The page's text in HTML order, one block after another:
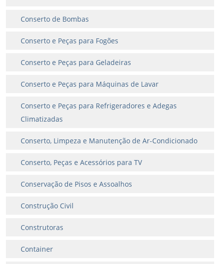
Conserto de Bombas
Conserto e Peças para Fogões
Conserto e Peças para Geladeiras
Conserto e Peças para Máquinas de Lavar
Conserto e Peças para Refrigeradores e Adegas
Climatizadas
Conserto, Limpeza e Manutenção de Ar-Condicionado
Conserto, Peças e Acessórios para TV
Conservação de Pisos e Assoalhos
Construção Civil
Construtoras
Container